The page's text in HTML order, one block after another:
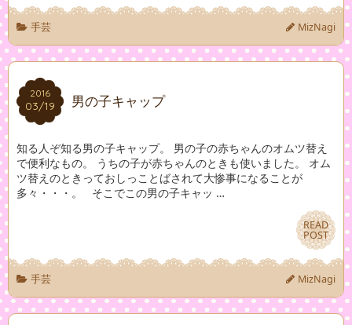
手芸 MizNagi
2016
03/19
2016
03/19 男の子キャップ
知る人ぞ知る男の子キャップ。 男の子の赤ちゃんのオムツ替え
で便利なもの。 うちの子が赤ちゃんのときも使いました。 オム
ツ替えのときっておしっことばされて大惨事になることが
多々・・・。 そこでこの男の子キャッ …
READ
POST
READ
POST
手芸 MizNagi